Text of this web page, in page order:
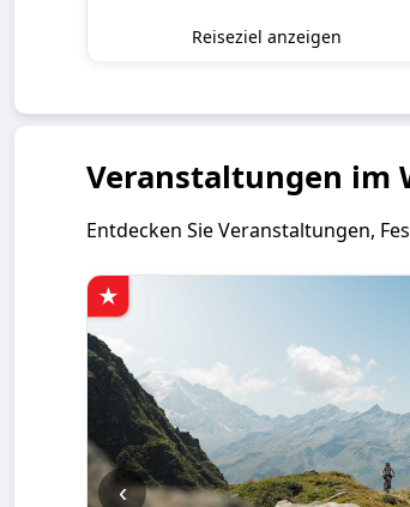
Reiseziel anzeigen
Veranstaltungen im
Entdecken Sie Veranstaltungen,
‹